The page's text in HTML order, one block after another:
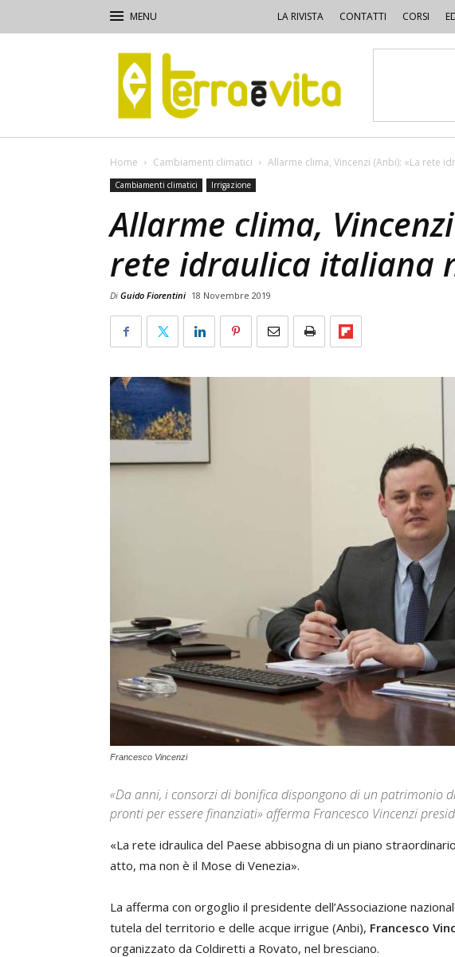
LA RIVISTA CONTATTI CORSI
Terra
e
Vita
Home Cambiamenti climatici Allarme clima, Vincenzi (Anbi): «La rete
Cambiamenti climatici Irrigazione
Allarme clima,
rete idraulica italiana
Di Guido Fiorentini 18 Novembre 2019
Francesco Vincenzi
«Da anni, i consorzi di bonifica dispongono di un patrimonio
pronti per essere finanziati» afferma Francesco Vincenzi
«La rete idraulica del Paese abbisogna di un piano
atto, ma non è il Mose di Venezia».
La afferma con orgoglio il presidente dell’Associazione
tutela del territorio e delle acque irrigue (Anbi), Francesco
organizzato da Coldiretti a Rovato, nel bresciano.